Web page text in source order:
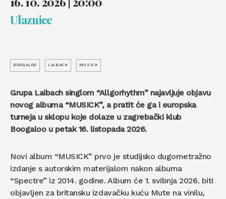
Ulaznice
BOOGALOO LAIBACH MUSICK
Grupa Laibach singlom “Allgorhythm” najavljuje objavu
novog albuma “MUSICK”, a pratit će ga i europska
turneja u sklopu koje dolaze u zagrebački klub
Boogaloo u petak 16. listopada 2026.
Novi album “MUSICK” prvo je studijsko dugometražno
izdanje s autorskim materijalom nakon albuma
“Spectre” iz 2014. godine. Album će 1. svibnja 2026. biti
objavljen za britansku izdavačku kuću Mute na vinilu,